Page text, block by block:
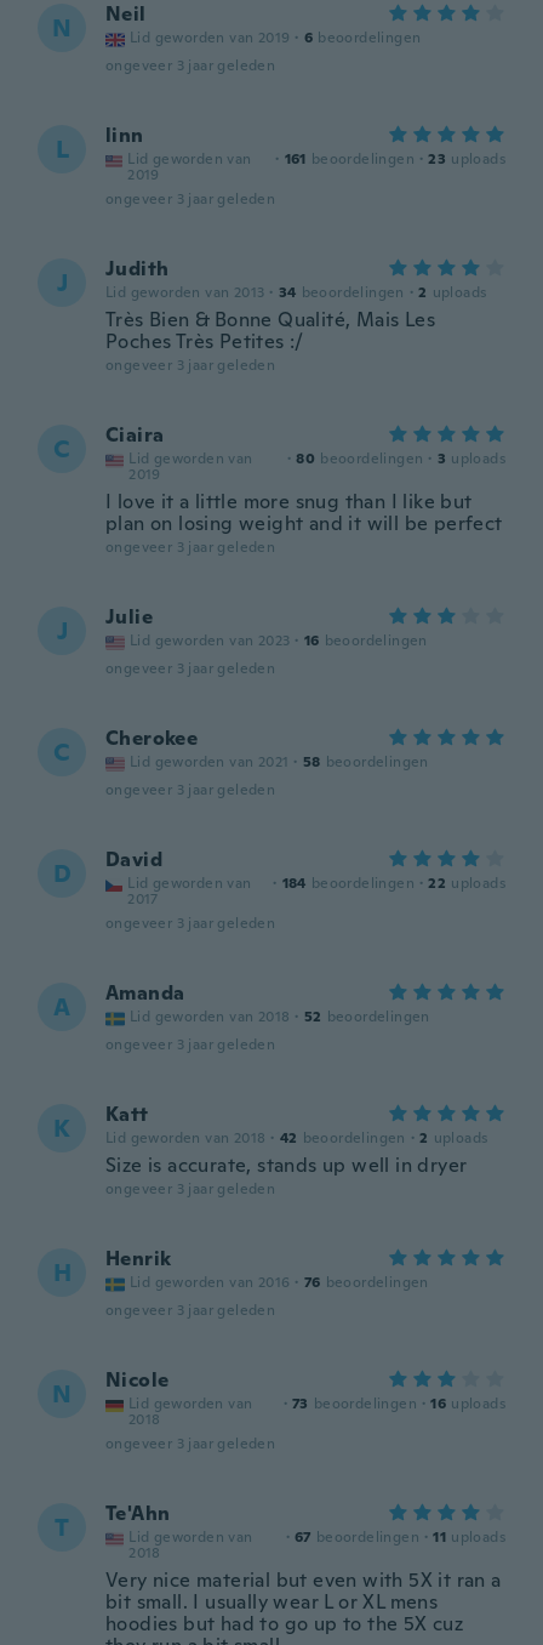
N Neil
Lid geworden van 2019 · 6 beoordelingen
ongeveer 3 jaar geleden
L linn
Lid geworden van
2019
· 161 beoordelingen · 23 uploads
ongeveer 3 jaar geleden
J Judith
Lid geworden van 2013 · 34 beoordelingen · 2 uploads
Très Bien & Bonne Qualité, Mais Les
Poches Très Petites :/
ongeveer 3 jaar geleden
C Ciaira
Lid geworden van
2019
· 80 beoordelingen · 3 uploads
I love it a little more snug than I like but
plan on losing weight and it will be perfect
ongeveer 3 jaar geleden
J Julie
Lid geworden van 2023 · 16 beoordelingen
ongeveer 3 jaar geleden
C Cherokee
Lid geworden van 2021 · 58 beoordelingen
ongeveer 3 jaar geleden
D David
Lid geworden van
2017
· 184 beoordelingen · 22 uploads
ongeveer 3 jaar geleden
A Amanda
Lid geworden van 2018 · 52 beoordelingen
ongeveer 3 jaar geleden
K Katt
Lid geworden van 2018 · 42 beoordelingen · 2 uploads
Size is accurate, stands up well in dryer
ongeveer 3 jaar geleden
H Henrik
Lid geworden van 2016 · 76 beoordelingen
ongeveer 3 jaar geleden
N Nicole
Lid geworden van
2018
· 73 beoordelingen · 16 uploads
ongeveer 3 jaar geleden
T Te'Ahn
Lid geworden van
2018
· 67 beoordelingen · 11 uploads
Very nice material but even with 5X it ran a
bit small. I usually wear L or XL mens
hoodies but had to go up to the 5X cuz